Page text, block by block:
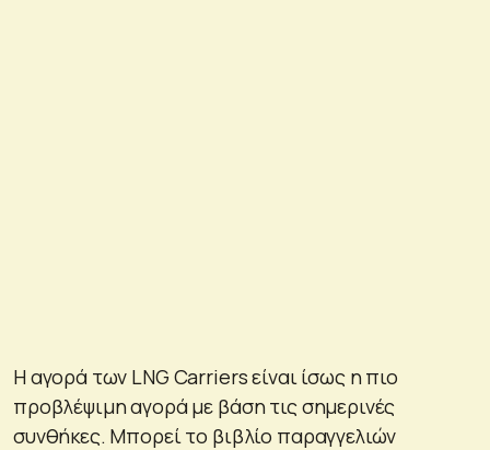
Η αγορά των LNG Carriers είναι ίσως η πιο
προβλέψιμη αγορά με βάση τις σημερινές
συνθήκες. Μπορεί το βιβλίο παραγγελιών